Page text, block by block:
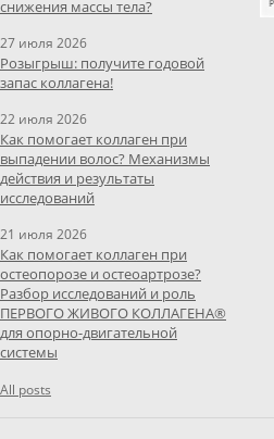
снижения массы тела?
27 июля 2026
Розыгрыш: получите годовой
запас коллагена!
22 июля 2026
Как помогает коллаген при
выпадении волос? Механизмы
действия и результаты
исследований
21 июля 2026
Как помогает коллаген при
остеопорозе и остеоартрозе?
Разбор исследований и роль
ПЕРВОГО ЖИВОГО КОЛЛАГЕНА®
для опорно-двигательной
системы
All posts